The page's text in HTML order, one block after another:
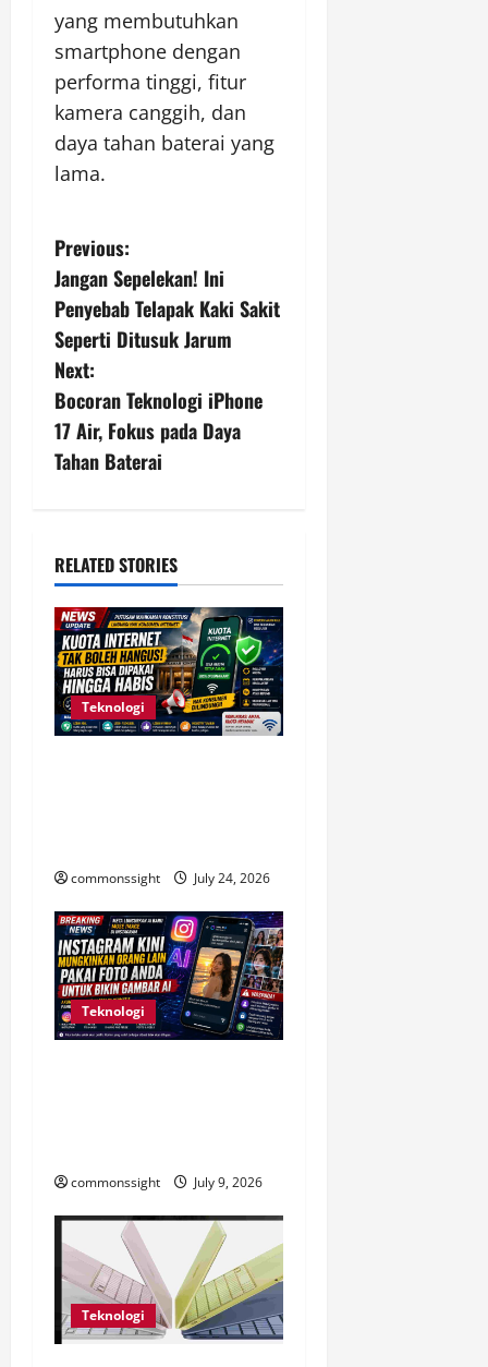
yang membutuhkan
smartphone dengan
performa tinggi, fitur
kamera canggih, dan
daya tahan baterai yang
lama.
P
o
s
t
n
a
i
g
a
t
Previous:
Jangan Sepelekan! Ini
Penyebab Telapak Kaki Sakit
Seperti Ditusuk Jarum
Next:
Bocoran Teknologi iPhone
17 Air, Fokus pada Daya
Tahan Baterai
RELATED STORIES
Teknologi
commonssight July 24, 2026
Teknologi
commonssight July 9, 2026
Teknologi